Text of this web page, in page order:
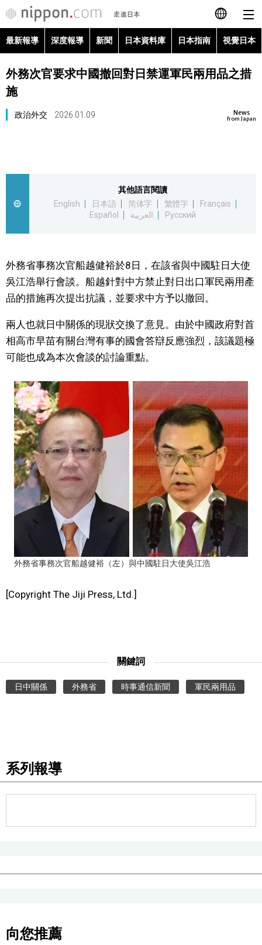
日本語
English
最新報導
視覺日本
更多
人物訪談
日本入門
政治外交
社會
財經
娛樂
家庭
official SNS
最新報導 深度報導 新聞 日本資料庫 日本指南 視覺日本
外務次官要求中國撤回對日禁運軍民兩用品之措
施
News
from Japan
政治外交 2026.01.09
其他語言閱讀
English
日本語 简体字 繁體字
Français
Español
العربية Русский
外務省事務次官船越健裕於8日，在該省與中國駐日大使
吳江浩舉行會談。船越針對中方禁止對日出口軍民兩用產
品的措施再次提出抗議，並要求中方予以撤回。
兩人也就日中關係的現狀交換了意見。由於中國政府對首
相高市早苗有關台灣有事的國會答辯反應強烈，該議題極
可能也成為本次會談的討論重點。
外務省事務次官船越健裕（左）與中國駐日大使吳江浩
[Copyright The Jiji Press, Ltd.]
關鍵詞
日中關係 外務省 時事通信新聞 軍民兩用品
系列報導
向您推薦